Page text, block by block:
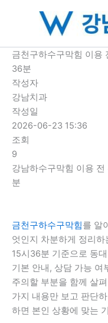
로 금천구하수구막힘 이용
36분
작성자
강남치과
작성일
2026-06-23 15:36
조회
9
강남하수구막힘 이용
분
금천구하수구막힘를 알
엇인지 차분하게 정리
15시36분 기준으로 동
기본 안내, 상담 가능 여
주의할 부분을 함께 살
가지 내용만 보고 판단
하면 본인 상황에 맞는